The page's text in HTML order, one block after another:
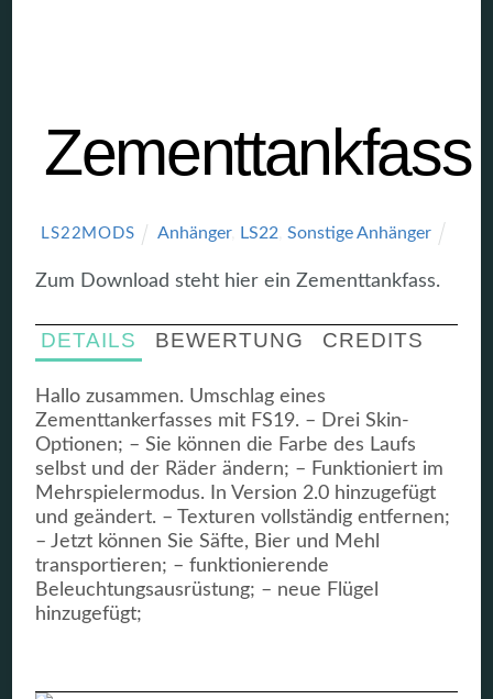
Zementtankfass
LS22MODS Anhänger, LS22 Sonstige Anhänger
Zum Download steht hier ein Zementtankfass.
DETAILS BEWERTUNG CREDITS
Hallo zusammen. Umschlag eines
Zementtankerfasses mit FS19. – Drei Skin-
Optionen; – Sie können die Farbe des Laufs
selbst und der Räder ändern; – Funktioniert im
Mehrspielermodus. In Version 2.0 hinzugefügt
und geändert. – Texturen vollständig entfernen;
– Jetzt können Sie Säfte, Bier und Mehl
transportieren; – funktionierende
Beleuchtungsausrüstung; – neue Flügel
hinzugefügt;